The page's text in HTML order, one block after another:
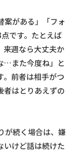
案がある」「フォ
です。たとえば
来週なら大丈夫か
…また今度ね」と
。前者は相手がつ
者はとりあえずの
が続く場合は、嫌
いけど話は続けた